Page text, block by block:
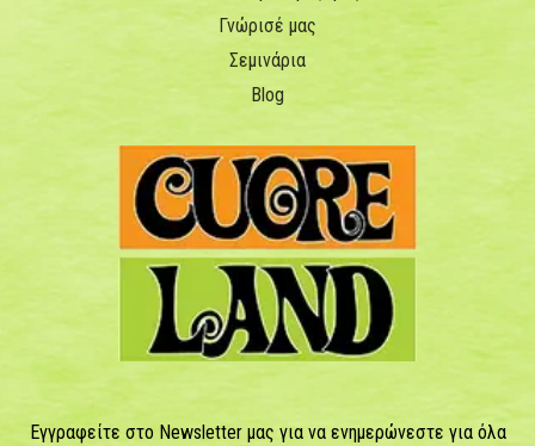
Γνώρισέ μας
Σεμινάρια
Blog
Εγγραφείτε στο Newsletter μας για να ενημερώνεστε για όλα